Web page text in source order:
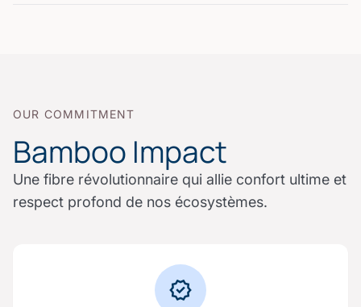
OUR COMMITMENT
Bamboo Impact
Une fibre révolutionnaire qui allie confort ultime et
respect profond de nos écosystèmes.